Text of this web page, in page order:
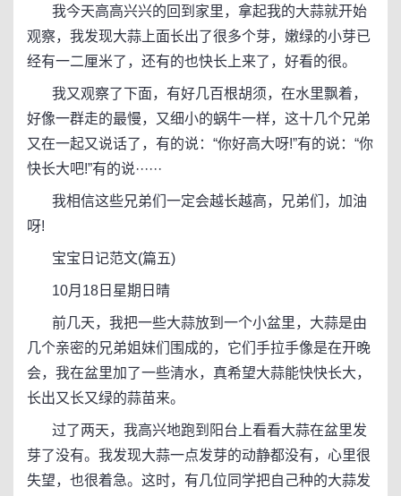
我今天高高兴兴的回到家里，拿起我的大蒜就开始
观察，我发现大蒜上面长出了很多个芽，嫩绿的小芽已
经有一二厘米了，还有的也快长上来了，好看的很。
我又观察了下面，有好几百根胡须，在水里飘着，
好像一群走的最慢，又细小的蜗牛一样，这十几个兄弟
又在一起又说话了，有的说：“你好高大呀!”有的说：“你
快长大吧!”有的说······
我相信这些兄弟们一定会越长越高，兄弟们，加油
呀!
宝宝日记范文(篇五)
10月18日星期日晴
前几天，我把一些大蒜放到一个小盆里，大蒜是由
几个亲密的兄弟姐妹们围成的，它们手拉手像是在开晚
会，我在盆里加了一些清水，真希望大蒜能快快长大，
长出又长又绿的蒜苗来。
过了两天，我高兴地跑到阳台上看看大蒜在盆里发
芽了没有。我发现大蒜一点发芽的动静都没有，心里很
失望，也很着急。这时，有几位同学把自己种的大蒜发